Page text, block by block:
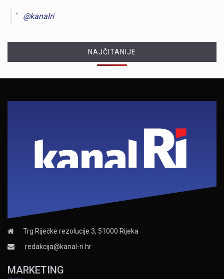
@kanalri
NAJČITANIJE
Trg Riječke rezolucije 3, 51000 Rijeka
redakcija@kanal-ri.hr
MARKETING